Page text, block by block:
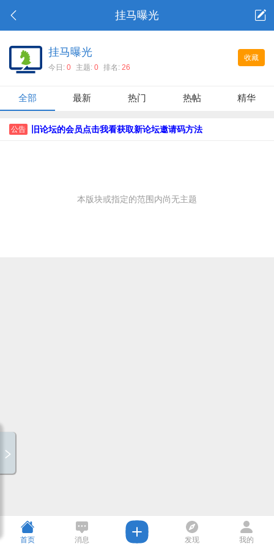
挂马曝光
收藏
挂马曝光
今日:0 主题:0 排名:26
全部 最新 热门 热帖 精华
公告 旧论坛的会员点击我看获取新论坛邀请码方法
本版块或指定的范围内尚无主题
首页 消息 发现 我的